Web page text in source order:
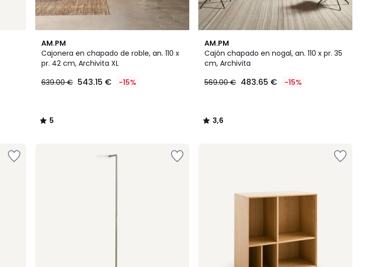
AM.PM
Cajonera en chapado de roble, an. 110 x
pr. 42 cm, Archivita XL
639.00 € 543.15 € -15%
5
/
5
5
/
AM.PM
Cajón chapado en nogal, an. 110 x pr. 35
cm, Archivita
569.00 € 483.65 € -15%
3,6
/ 5
3,6
/